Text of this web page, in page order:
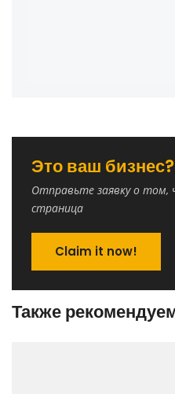
Это ваш бизнес?
Отправьте заявку о том,
страница
Claim it now!
Также